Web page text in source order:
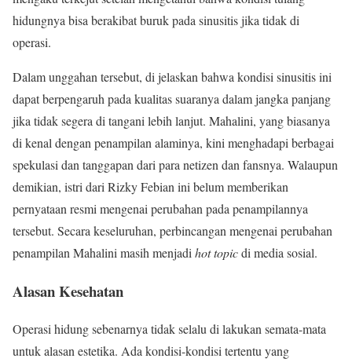
hidungnya bisa berakibat buruk pada sinusitis jika tidak di
operasi.
Dalam unggahan tersebut, di jelaskan bahwa kondisi sinusitis ini
dapat berpengaruh pada kualitas suaranya dalam jangka panjang
jika tidak segera di tangani lebih lanjut. Mahalini, yang biasanya
di kenal dengan penampilan alaminya, kini menghadapi berbagai
spekulasi dan tanggapan dari para netizen dan fansnya. Walaupun
demikian, istri dari Rizky Febian ini belum memberikan
pernyataan resmi mengenai perubahan pada penampilannya
tersebut. Secara keseluruhan, perbincangan mengenai perubahan
penampilan Mahalini masih menjadi hot topicdi media sosial.
Alasan Kesehatan
Operasi hidung sebenarnya tidak selalu di lakukan semata-mata
untuk alasan estetika. Ada kondisi-kondisi tertentu yang